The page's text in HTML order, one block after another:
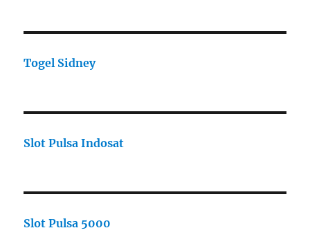
Togel Sidney
Slot Pulsa Indosat
Slot Pulsa 5000